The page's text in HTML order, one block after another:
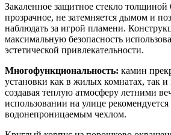
Закаленное защитное стекло
прозрачное, не затемняется дымом и
наблюдать за игрой пламени.
максимальную безопасность
эстетической привлекательности.
Многофункциональность: камин
установки как в жилых комнатах, так и
создавая теплую атмосферу летними
использовании на улице
водонепроницаемым чехлом.